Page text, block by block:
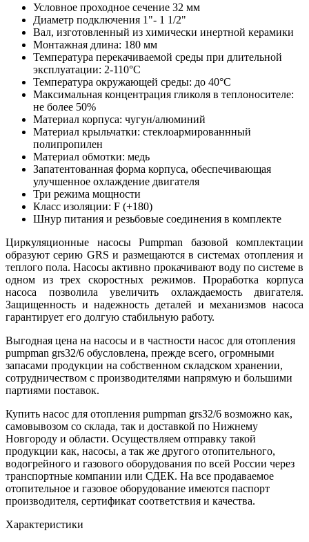
Условное проходное сечение 32 мм
Диаметр подключения 1"- 1 1/2"
Вал, изготовленный из химически инертной керамики
Монтажная длина: 180 мм
Температура перекачиваемой среды при длительной
эксплуатации: 2-110°C
Температура окружающей среды: до 40°C
Максимальная концентрация гликоля в теплоносителе:
не более 50%
Материал корпуса: чугун/алюминий
Материал крыльчатки: стеклоармированнный
полипропилен
Материал обмотки: медь
Запатентованная форма корпуса, обеспечивающая
улучшенное охлаждение двигателя
Три режима мощности
Класс изоляции: F (+180)
Шнур питания и резьбовые соединения в комплекте
Циркуляционные насосы Pumpman базовой комплектации
образуют серию GRS и размещаются в системах отопления и
теплого пола. Насосы активно прокачивают воду по системе в
одном из трех скоростных режимов. Проработка корпуса
насоса позволила увеличить охлаждаемость двигателя.
Защищенность и надежность деталей и механизмов насоса
гарантирует его долгую стабильную работу.
Выгодная цена на насосы и в частности насос для отопления
pumpman grs32/6 обусловлена, прежде всего, огромными
запасами продукции на собственном складском хранении,
сотрудничеством с производителями напрямую и большими
партиями поставок.
Купить насос для отопления pumpman grs32/6 возможно как,
самовывозом со склада, так и доставкой по Нижнему
Новгороду и области. Осуществляем отправку такой
продукции как, насосы, а так же другого отопительного,
водогрейного и газового оборудования по всей России через
транспортные компании или СДЕК. На все продаваемое
отопительное и газовое оборудование имеются паспорт
производителя, сертификат соответствия и качества.
Характеристики